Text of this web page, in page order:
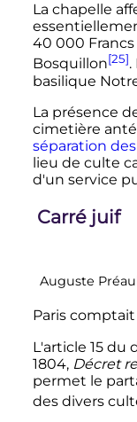
La chapelle
40 000 Francs
Bosquillon[25].
basilique
La présence
cimetière
séparation
lieu de culte
d'un service
Carré juif
Auguste
Paris
L'article 15 du
1804, Décret
permet le
des divers